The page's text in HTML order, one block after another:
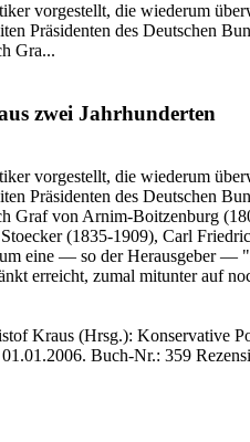
vorgestellt, die wiederum
des Deutschen
Gra...
zwei Jahrhunderten
vorgestellt, die wiederum
des Deutschen
Graf von Arnim-Boitzenburg
(1835-1909), Carl
eine — so der Herausgeber —
erreicht, zumal mitunter auf
Kraus (Hrsg.): Konservative
Buch-Nr.: 359